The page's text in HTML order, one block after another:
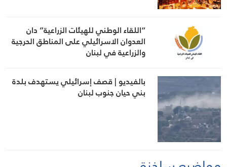
“اللقاء الوطني للهيئات الزراعية” دان
العدوان الاسرائيلي على المناطق الحرجية
والزراعية في لبنان
بالفيديو | قصف إسرائيلي يستهدف بلدة
بني حيان جنوب لبنان